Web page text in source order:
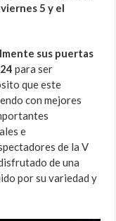
5 y el
sus puertas
para ser
que este
con mejores
e
de la V
de una
por su variedad y